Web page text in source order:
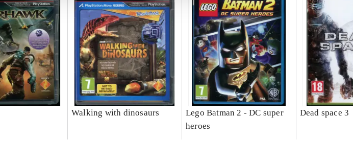
Walking with dinosaurs
Lego Batman 2 - DC super
heroes
Dead space 3